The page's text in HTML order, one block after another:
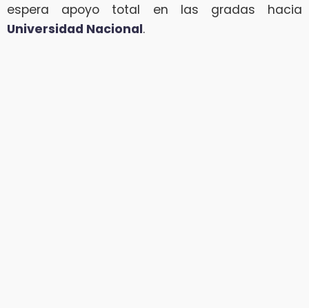
espera apoyo total en las gradas hacia
Universidad Nacional.